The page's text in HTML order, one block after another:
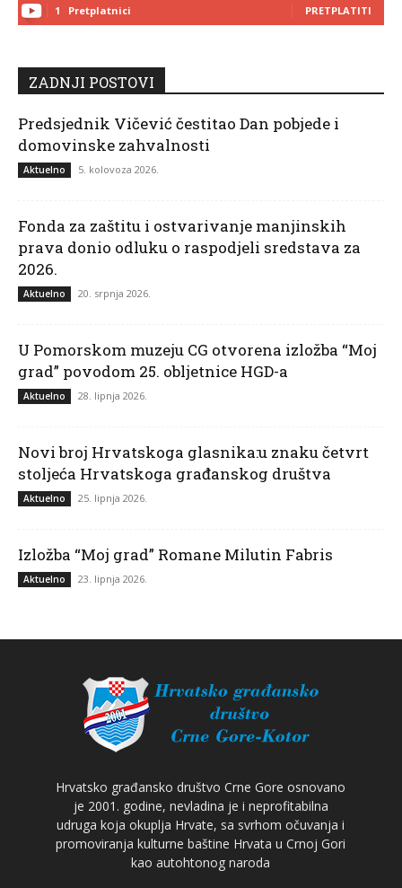
1 Pretplatnici PRETPLATITI
ZADNJI POSTOVI
Predsjednik Vičević čestitao Dan pobjede i
domovinske zahvalnosti
Aktuelno 5. kolovoza 2026.
Fonda za zaštitu i ostvarivanje manjinskih
prava donio odluku o raspodjeli sredstava za
2026.
Aktuelno 20. srpnja 2026.
U Pomorskom muzeju CG otvorena izložba “Moj
grad” povodom 25. obljetnice HGD-a
Aktuelno 28. lipnja 2026.
Novi broj Hrvatskoga glasnika:u znaku četvrt
stoljeća Hrvatskoga građanskog društva
Aktuelno 25. lipnja 2026.
Izložba “Moj grad” Romane Milutin Fabris
Aktuelno 23. lipnja 2026.
Hrvatsko građansko društvo Crne Gore osnovano
je 2001. godine, nevladina je i neprofitabilna
udruga koja okuplja Hrvate, sa svrhom očuvanja i
promoviranja kulturne baštine Hrvata u Crnoj Gori
kao autohtonog naroda